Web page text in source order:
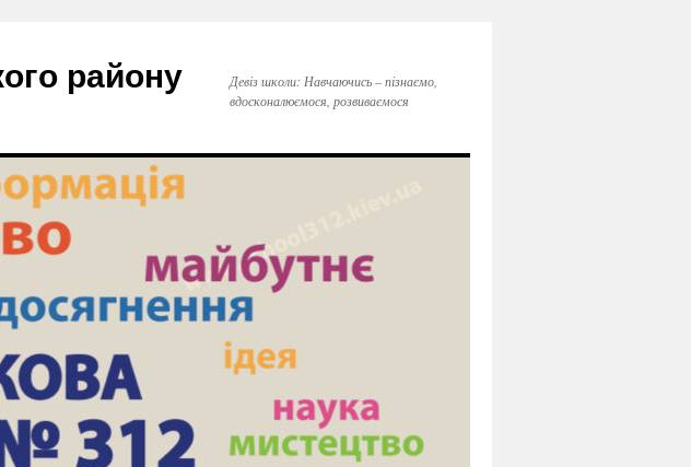
району
Девіз школи: Навчаючись – пізнаємо,
вдосконалюємося, розвиваємося